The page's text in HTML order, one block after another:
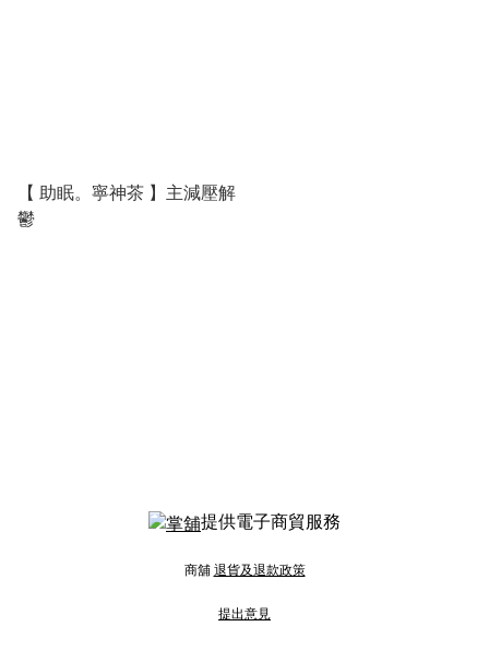
【 助眠。寧神茶 】主減壓解
鬱
提供電子商貿服務
商舖 退貨及退款政策
提出意見